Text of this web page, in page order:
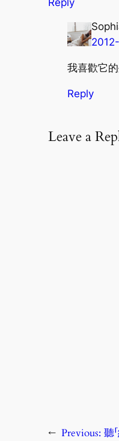
Reply
我喜歡它
Reply
Leave a
← Previous: 聽